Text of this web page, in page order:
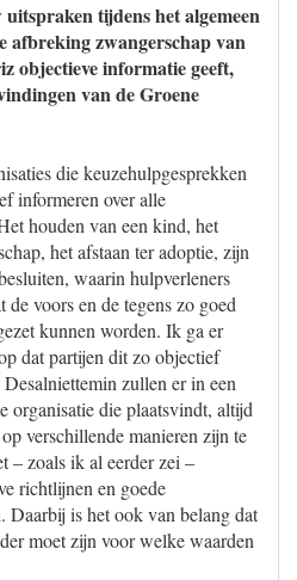
tijdens het algemeen
afbreking zwangerschap van
objectieve informatie geeft,
van de Groene
die keuzehulpgesprekken
informeren over alle
houden van een kind, het
het afstaan ter adoptie, zijn
waarin hulpverleners
voors en de tegens zo goed
kunnen worden. Ik ga er
dat partijen dit zo objectief
zullen er in een
organisatie die plaatsvindt, altijd
verschillende manieren zijn te
– zoals ik al eerder zei –
richtlijnen en goede
is het ook van belang dat
moet zijn voor welke waarden